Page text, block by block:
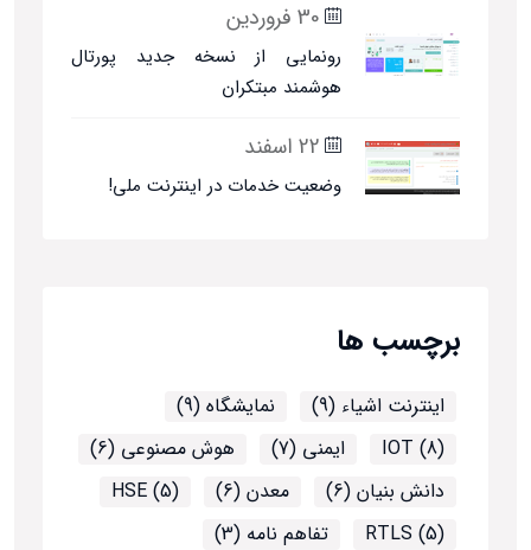
30 فروردین
رونمایی از نسخه جدید پورتال
هوشمند مبتکران
22 اسفند
وضعیت خدمات در اینترنت ملی!
برچسب ها
اینترنت اشیاء (9)
نمایشگاه (9)
IOT (8)
ایمنی (7)
هوش مصنوعی (6)
دانش بنیان (6)
معدن (6)
HSE (5)
RTLS (5)
تفاهم نامه (3)